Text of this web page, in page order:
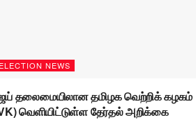
ELECTION NEWS
தலைமையிலான தமிழக வெற்றிக் கழகம்
வெளியிட்டுள்ள தேர்தல் அறிக்கை